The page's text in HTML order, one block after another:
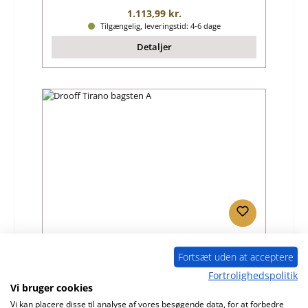
Almindelig pris:
1.113,99 kr.
Tilgængelig, leveringstid: 4-6 dage
Detaljer
Producent:
Fortsæt uden at acceptere
Fortrolighedspolitik
Vi bruger cookies
Vi kan placere disse til analyse af vores besøgende data, for at forbedre